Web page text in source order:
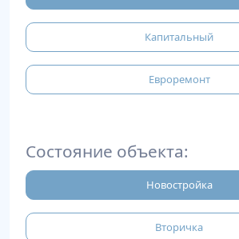
Капитальный
Евроремонт
Состояние объекта:
Новостройка
Вторичка